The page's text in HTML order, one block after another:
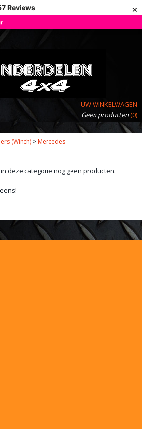
Reviews ×
UW WINKELWAGEN
Geen producten(0)
(Winch) > Mercedes
deze categorie nog geen producten.